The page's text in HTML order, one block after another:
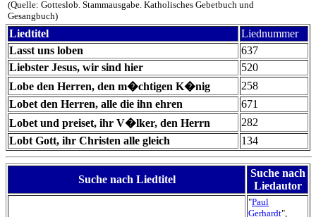
(Quelle: Gotteslob. Stammausgabe. Katholisches Gebetbuch und
Gesangbuch)
Liedtitel
Liednummer
Lasst uns loben
637
Liebster Jesus, wir sind hier
520
Lobe den Herren, den m�chtigen K�nig
258
Lobet den Herren, alle die ihn ehren
671
Lobet und preiset, ihr V�lker, den Herrn
282
Lobt Gott, ihr Christen alle gleich
134
Suche nach Liedtitel
Suche nach
Liedautor
"Paul
Gerhardt",